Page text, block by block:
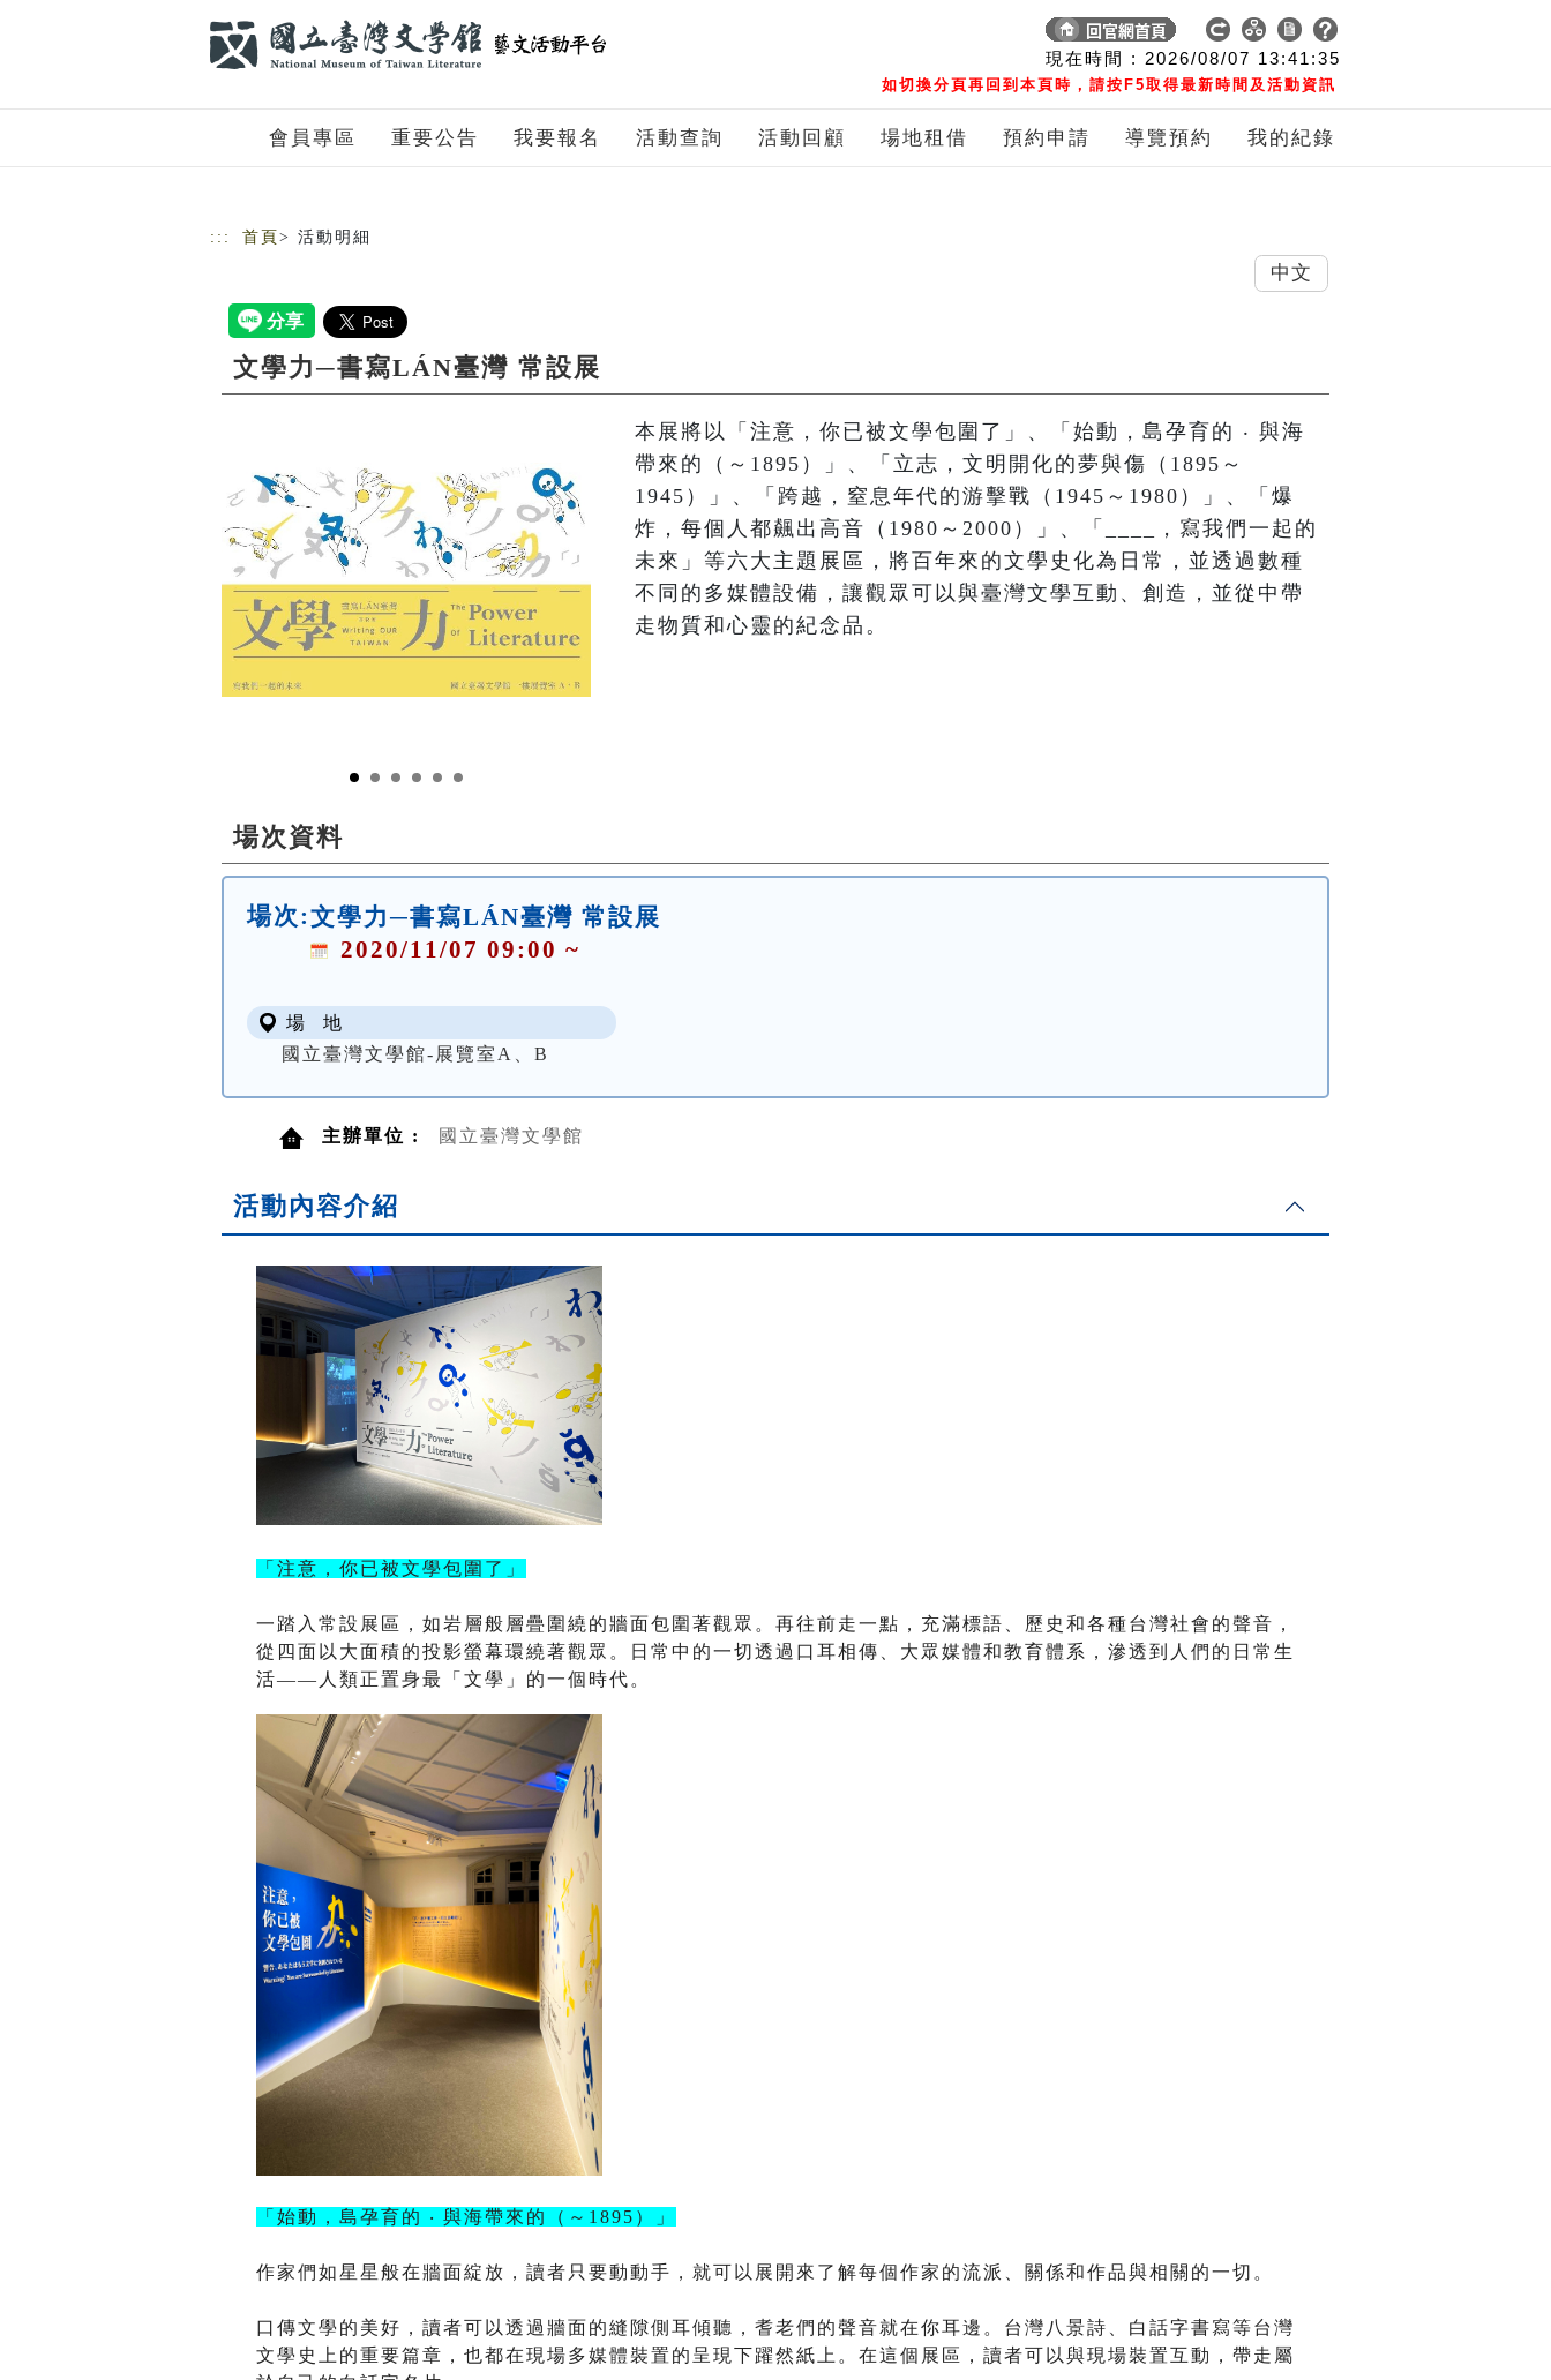
現在時間 : 2026/08/07 13:41:37
如切換分頁再回到本頁時，請按F5取得最新時間及活動資訊
會員專區 重要公告 我要報名 活動查詢 活動回顧 場地租借 預約申請 導覽預約 我的紀錄
::: 首頁 > 活動明細
文學力─書寫LÁN臺灣 常設展
本展將以「注意，你已被文學包圍了」、「始動，島孕育的 ‧ 與海
帶來的（～1895）」、「立志，文明開化的夢與傷（1895～
1945）」、「跨越，窒息年代的游擊戰（1945～1980）」、「爆
炸，每個人都飆出高音（1980～2000）」、「____，寫我們一起的
未來」等六大主題展區，將百年來的文學史化為日常，並透過數種
不同的多媒體設備，讓觀眾可以與臺灣文學互動、創造，並從中帶
走物質和心靈的紀念品。
場次資料
場次:文學力─書寫LÁN臺灣 常設展
2020/11/07 09:00 ~
場 地
國立臺灣文學館-展覽室A、B
主辦單位 : 國立臺灣文學館
活動內容介紹
「注意，你已被文學包圍了」
一踏入常設展區，如岩層般層疊圍繞的牆面包圍著觀眾。再往前走一點，充滿標語、歷史和各種台灣社會的聲音，
從四面以大面積的投影螢幕環繞著觀眾。
日常中的一切透過口耳相傳、大眾媒體和教育體系，滲透到人們的日常生
活—— 人類正置身最「文學」的一個時代。
「始動，島孕育的 ‧ 與海帶來的（～ 1895 ）」
作家們如星星般在牆面綻放，讀者只要動動手，就可以展開來了解每個作家的流派、關係和作品與相關的一切。
口傳文學的美好，讀者可以透過牆面的縫隙側耳傾聽，耆老們的聲音就在你耳邊。台灣八景詩、白話字書寫等台灣
文學史上的重要篇章，也都在現場多媒體裝置的呈現下躍然紙上。在這個展區，讀者可以與現場裝置互動，帶走屬